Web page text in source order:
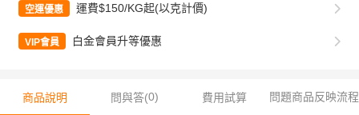
空運優惠 運費$150/KG起(以克計價)
VIP會員 白金會員升等優惠
商品說明 問與答(0) 費用試算 問題商品反映流程